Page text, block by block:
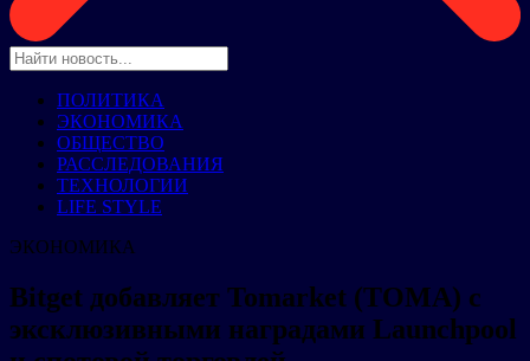
ПОЛИТИКА
ЭКОНОМИКА
ОБЩЕСТВО
РАССЛЕДОВАНИЯ
ТЕХНОЛОГИИ
LIFE STYLE
ЭКОНОМИКА
Bitget добавляет Tomarket (TOMA) с
эксклюзивными наградами Launchpool